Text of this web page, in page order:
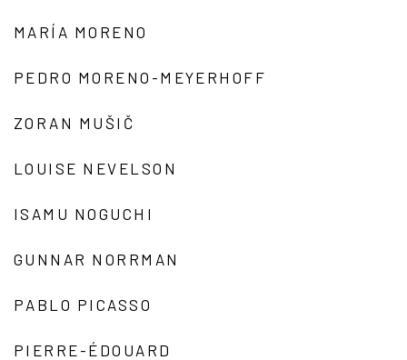
MARÍA MORENO
PEDRO MORENO-MEYERHOFF
ZORAN MUŠIČ
LOUISE NEVELSON
ISAMU NOGUCHI
GUNNAR NORRMAN
PABLO PICASSO
PIERRE-ÉDOUARD